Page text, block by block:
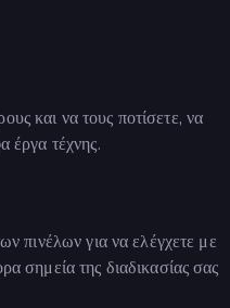
και να τους ποτίσετε, να
έργα τέχνης.
πινέλων για να ελέγχετε με
σημεία της διαδικασίας σας